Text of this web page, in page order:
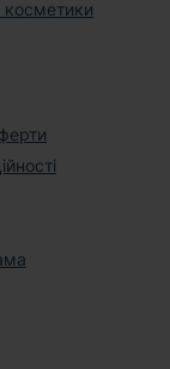
косметики